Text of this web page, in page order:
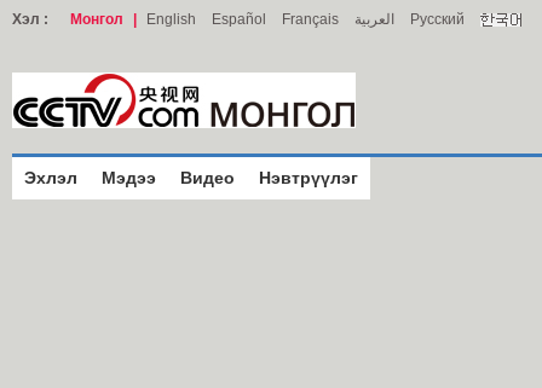
Хэл : Монгол English Español Français العربية Русский
Эхлэл Мэдээ Видео Нэвтрүүлэг